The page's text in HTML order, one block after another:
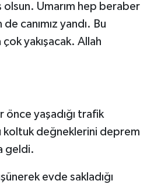
olsun. Umarım hep beraber
canımız yandı. Bu
yakışacak. Allah
önce yaşadığı trafik
koltuk değneklerini deprem
geldi.
evde sakladığı